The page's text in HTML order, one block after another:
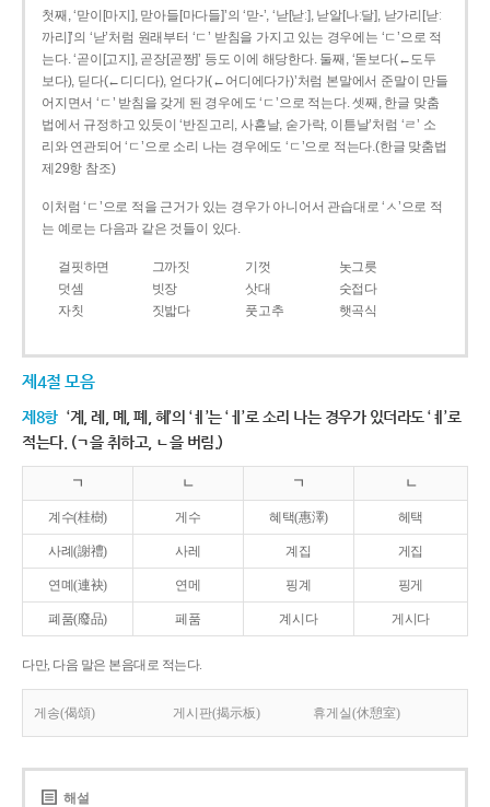
첫째, ‘맏이[마지], 맏아들[마다들]’의 ‘맏-’, ‘낟[낟ː], 낟알[나ː달], 낟가리[낟ː
까리]’의 ‘낟’처럼 원래부터 ‘ㄷ’ 받침을 가지고 있는 경우에는 ‘ㄷ’으로 적
는다. ‘곧이[고지], 곧장[곧짱]’ 등도 이에 해당한다. 둘째, ‘돋보다(←도두
보다), 딛다(←디디다), 얻다가(←어디에다가)’처럼 본말에서 준말이 만들
어지면서 ‘ㄷ’ 받침을 갖게 된 경우에도 ‘ㄷ’으로 적는다. 셋째, 한글 맞춤
법에서 규정하고 있듯이 ‘반짇고리, 사흗날, 숟가락, 이튿날’처럼 ‘ㄹ’ 소
리와 연관되어 ‘ㄷ’으로 소리 나는 경우에도 ‘ㄷ’으로 적는다.(한글 맞춤법
제29항 참조)
이처럼 ‘ㄷ’으로 적을 근거가 있는 경우가 아니어서 관습대로 ‘ㅅ’으로 적
는 예로는 다음과 같은 것들이 있다.
걸핏하면 그까짓 기껏
놋그릇
덧셈
빗장 삿대
숫접다
자칫
짓밟다 풋고추 햇곡식
제4절 모음
제8항 ‘계, 례, 몌, 폐, 혜’의 ‘ㅖ’는 ‘ㅔ’로 소리 나는 경우가 있더라도 ‘ㅖ’로
적는다. (ㄱ을 취하고, ㄴ을 버림.)
ㄱ ㄴ ㄱ ㄴ
계수(桂樹) 게수 혜택(惠澤) 헤택
사례(謝禮) 사레 계집 게집
연몌(連袂) 연메 핑계 핑게
폐품(廢品) 페품 계시다 게시다
다만, 다음 말은 본음대로 적는다.
게송(偈頌) 게시판(揭示板) 휴게실(休憩室)
해설